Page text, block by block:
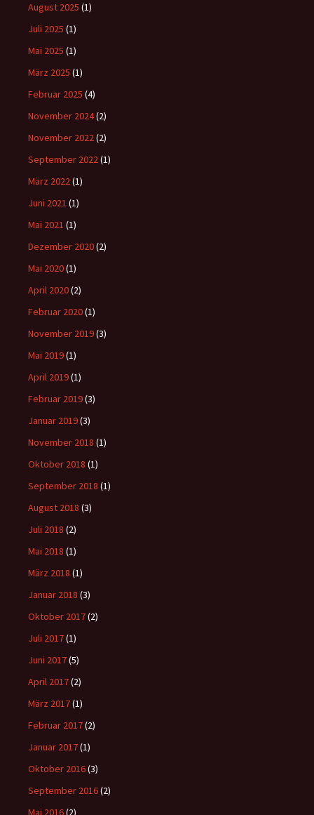
August 2025 (1)
Juli 2025 (1)
Mai 2025 (1)
März 2025 (1)
Februar 2025 (4)
November 2024(2)
November 2022(2)
September 2022(1)
März 2022(1)
Juni 2021 (1)
Mai 2021 (1)
Dezember 2020(2)
Mai 2020(1)
April 2020(2)
Februar 2020(1)
November 2019(3)
Mai 2019(1)
April 2019(1)
Februar 2019(3)
Januar 2019(3)
November 2018 (1)
Oktober 2018 (1)
September 2018 (1)
August 2018 (3)
Juli 2018 (2)
Mai 2018 (1)
März 2018 (1)
Januar 2018 (3)
Oktober 2017(2)
Juli 2017(1)
Juni 2017(5)
April 2017(2)
März 2017(1)
Februar 2017(2)
Januar 2017(1)
Oktober 2016(3)
September 2016(2)
Mai 2016(2)